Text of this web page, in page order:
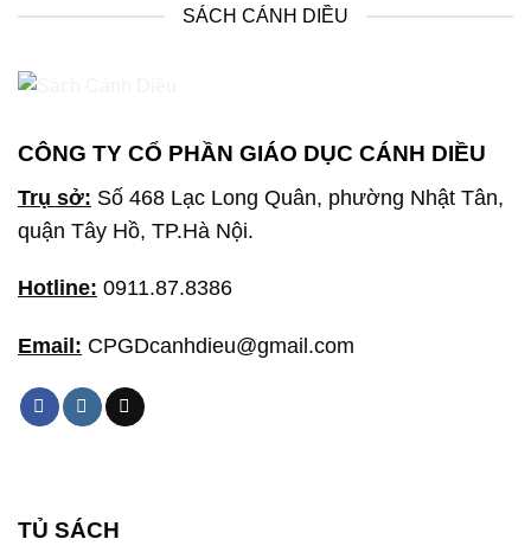
SÁCH CÁNH DIỀU
CÔNG TY CỔ PHẦN GIÁO DỤC CÁNH DIỀU
Trụ sở: Số 468 Lạc Long Quân, phường Nhật Tân,
quận Tây Hồ, TP.Hà Nội.
Hotline: 0911.87.8386
Email: CPGDcanhdieu@gmail.com
TỦ SÁCH